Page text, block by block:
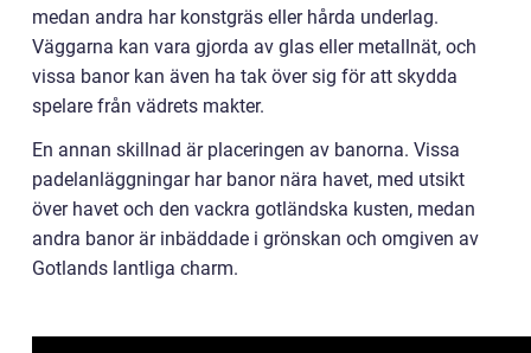
medan andra har konstgräs eller hårda underlag.
Väggarna kan vara gjorda av glas eller metallnät, och
vissa banor kan även ha tak över sig för att skydda
spelare från vädrets makter.
En annan skillnad är placeringen av banorna. Vissa
padelanläggningar har banor nära havet, med utsikt
över havet och den vackra gotländska kusten, medan
andra banor är inbäddade i grönskan och omgiven av
Gotlands lantliga charm.